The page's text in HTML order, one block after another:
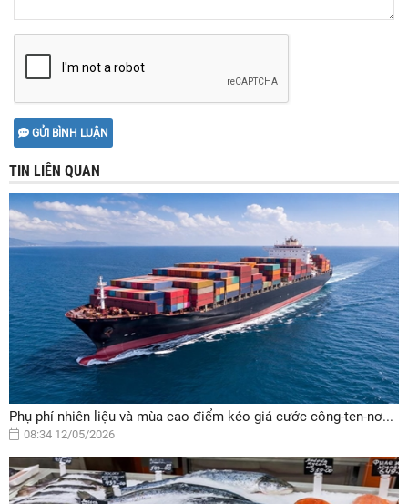
GỬI BÌNH LUẬN
TIN LIÊN QUAN
Phụ phí nhiên liệu và mùa cao điểm kéo giá cước công-ten-nơ...
08:34 12/05/2026